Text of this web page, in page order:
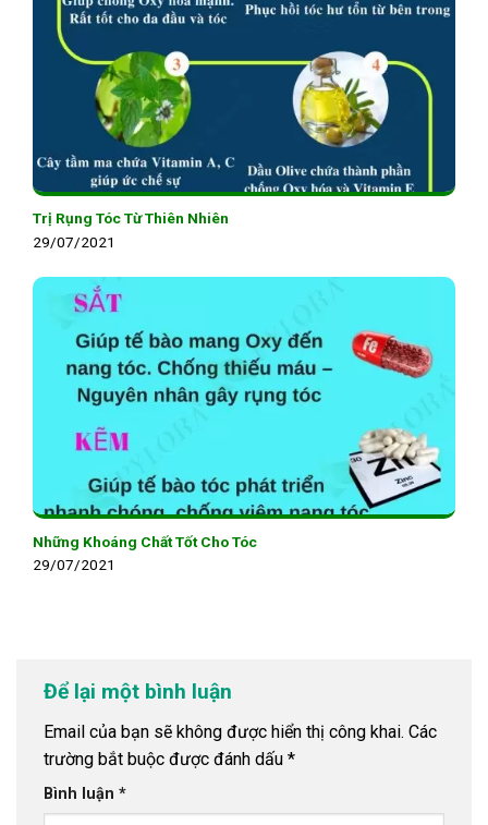
Trị Rụng Tóc Từ Thiên Nhiên
29/07/2021
Những Khoáng Chất Tốt Cho Tóc
29/07/2021
Để lại một bình luận
Email của bạn sẽ không được hiển thị công khai. Các
trường bắt buộc được đánh dấu *
Bình luận *